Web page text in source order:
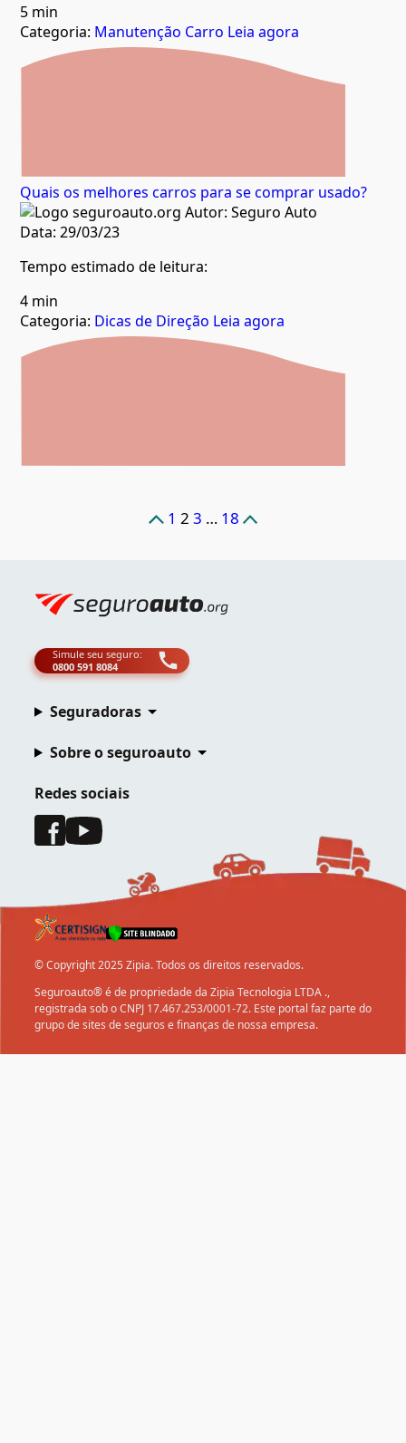
5 min
Categoria: Manutenção Carro Leia agora
Quais os melhores carros para se comprar usado?
Autor:Seguro Auto
Data:29/03/23
Tempo estimado de leitura:
4 min
Categoria: Dicas de Direção Leia agora
1 2 3 … 18
Seguradoras
Sobre o seguroauto
Redes sociais
Simule seu seguro:
0800 591 8084
© Copyright 2025 Zipia. Todos os direitos reservados.
Seguroauto® é de propriedade da Zipia Tecnologia LTDA .,
registrada sob o CNPJ 17.467.253/0001-72. Este portal faz parte do
grupo de sites de seguros e finanças de nossa empresa.